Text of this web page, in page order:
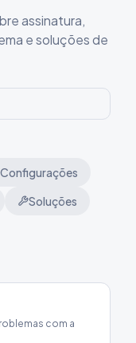
assinatura,
e soluções de
Configurações
Soluções
com a